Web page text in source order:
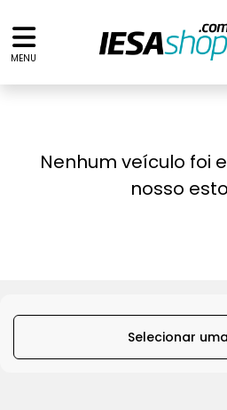
MENU
Nenhum veículo foi
nosso
Selecionar